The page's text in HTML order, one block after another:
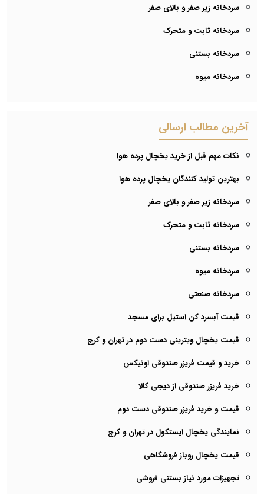
سردخانه زیر صفر و بالای صفر
سردخانه ثابت و متحرک
سردخانه بستنی
سردخانه میوه
آخرین مطالب ارسالی
نکات مهم قبل از خرید یخچال پرده هوا
بهترین تولید کنندگان یخچال پرده هوا
سردخانه زیر صفر و بالای صفر
سردخانه ثابت و متحرک
سردخانه بستنی
سردخانه میوه
سردخانه صنعتی
قیمت آبسرد کن استیل برای مسجد
قیمت یخچال ویترینی دست دوم در تهران و کرج
خرید و قیمت فریزر صندوقی اونیکس
خرید فریزر صندوقی از دیجی کالا
قیمت و خرید فریزر صندوقی دست دوم
نمایندگی یخچال ایستکول در تهران و کرج
قیمت یخچال روباز فروشگاهی
تجهیزات مورد نیاز بستنی فروشی